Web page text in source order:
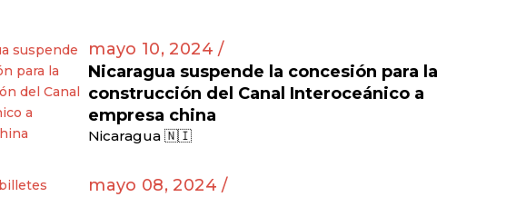
mayo 10, 2024 /
Nicaragua suspende la concesión para la
construcción del Canal Interoceánico a
empresa china
Nicaragua 🇳🇮
mayo 08, 2024 /